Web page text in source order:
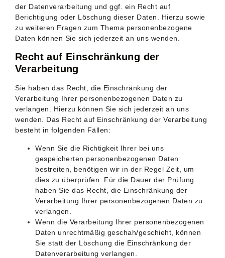
der Datenverarbeitung und ggf. ein Recht auf
Berichtigung oder Löschung dieser Daten. Hierzu sowie
zu weiteren Fragen zum Thema personenbezogene
Daten können Sie sich jederzeit an uns wenden.
Recht auf Einschränkung der
Verarbeitung
Sie haben das Recht, die Einschränkung der
Verarbeitung Ihrer personenbezogenen Daten zu
verlangen. Hierzu können Sie sich jederzeit an uns
wenden. Das Recht auf Einschränkung der Verarbeitung
besteht in folgenden Fällen:
Wenn Sie die Richtigkeit Ihrer bei uns
gespeicherten personenbezogenen Daten
bestreiten, benötigen wir in der Regel Zeit, um
dies zu überprüfen. Für die Dauer der Prüfung
haben Sie das Recht, die Einschränkung der
Verarbeitung Ihrer personenbezogenen Daten zu
verlangen.
Wenn die Verarbeitung Ihrer personenbezogenen
Daten unrechtmäßig geschah/geschieht, können
Sie statt der Löschung die Einschränkung der
Datenverarbeitung verlangen.